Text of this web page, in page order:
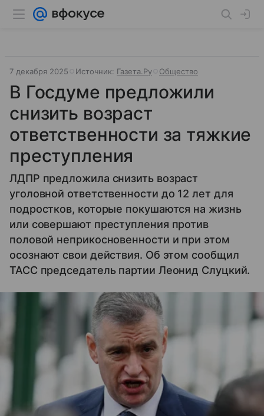
7 декабря 2025 Источник: Газета.Ру Общество
В Госдуме предложили
снизить возраст
ответственности за тяжкие
преступления
ЛДПР предложила снизить возраст
уголовной ответственности до 12 лет для
подростков, которые покушаются на жизнь
или совершают преступления против
половой неприкосновенности и при этом
осознают свои действия. Об этом сообщил
ТАСС председатель партии Леонид Слуцкий.